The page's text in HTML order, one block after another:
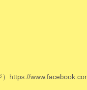
https://